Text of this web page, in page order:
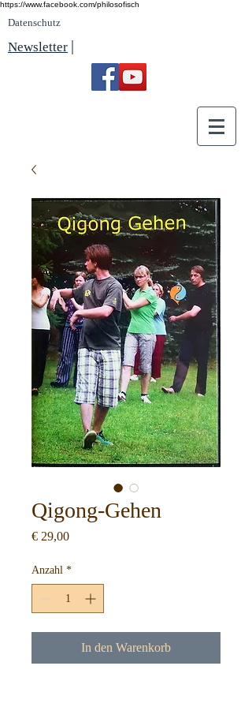
https://www.facebook.com/philosofisch
Datenschutz
Newsletter |
Qigong-Gehen
€ 29,00Preis
Anzahl *
In den Warenkorb